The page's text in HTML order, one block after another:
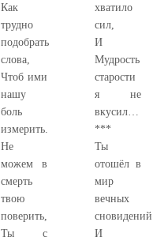
Как
трудно
подобрать
слова,
Чтоб ими
нашу
боль
измерить.
Не
можем в
смерть
твою
поверить,
Ты с
хватило
сил,
И
Мудрость
старости
я не
вкусил…
***
Ты
отошёл в
мир
вечных
сновидений
И